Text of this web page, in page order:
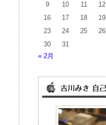
9
10 11 12
16
17 18 19
23
24 25 26
30
31
« 2月